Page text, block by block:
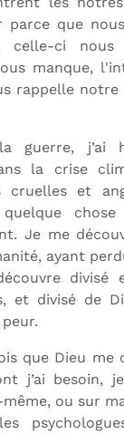
parce que
celle-ci nous
manque,
rappelle
guerre, j’ai
la crise
cruelles et
chose
Je me
ayant
divisé
et divisé de
que Dieu me
j’ai besoin,
ou sur